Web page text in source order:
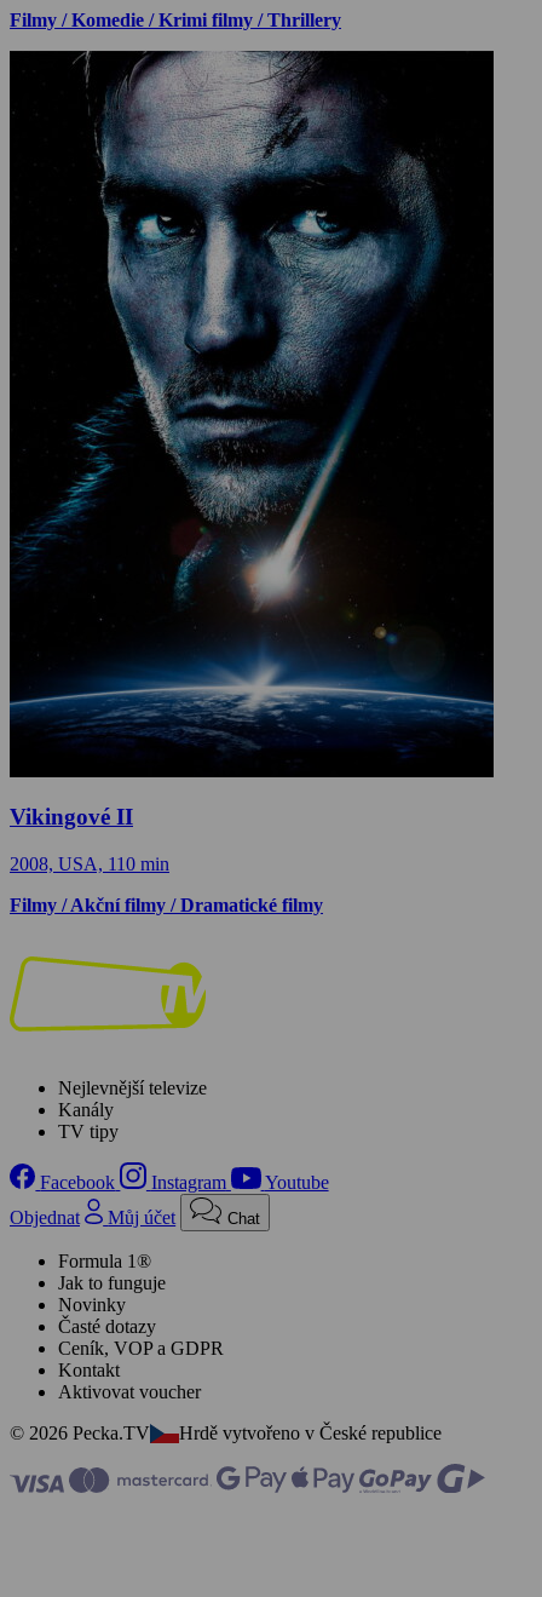
Filmy / Komedie / Krimi filmy / Thrillery
Vikingové II
2008, USA, 110 min
Filmy / Akční filmy / Dramatické filmy
Nejlevnější televize
Kanály
TV tipy
Facebook Instagram
Youtube
Objednat
Můj účet Chat
Formula 1®
Jak to funguje
Novinky
Časté dotazy
Ceník, VOP a GDPR
Kontakt
Aktivovat voucher
© 2026 Pecka.TV
Hrdě vytvořeno v České republice